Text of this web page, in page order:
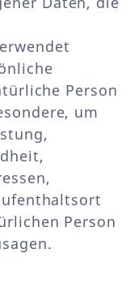
Person
um
Person